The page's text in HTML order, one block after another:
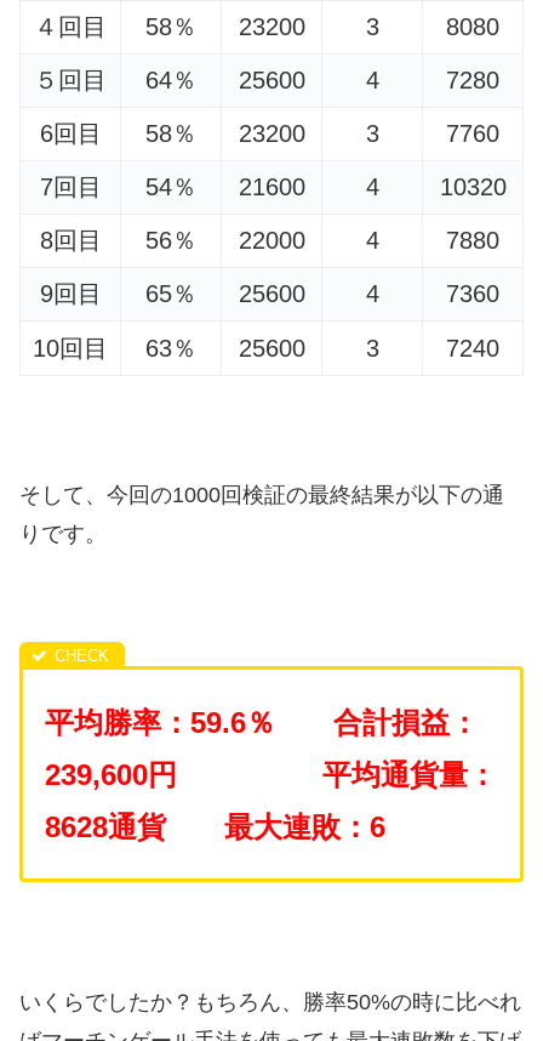
４回目
58％ 23200 3
8080
５回目
64％ 25600 4
7280
6回目
58％ 23200 3
7760
7回目
54％ 21600 4
10320
8回目
56％ 22000 4
7880
9回目
65％ 25600 4 7360
10回目 63％ 25600 3 7240
そして、今回の1000回検証の最終結果が以下の通
りです。
平均勝率：59.6％ 合計損益：
239,600円
平均通貨量：
8628通貨 最大連敗：6
いくらでしたか？もちろん、勝率50%の時に比べれ